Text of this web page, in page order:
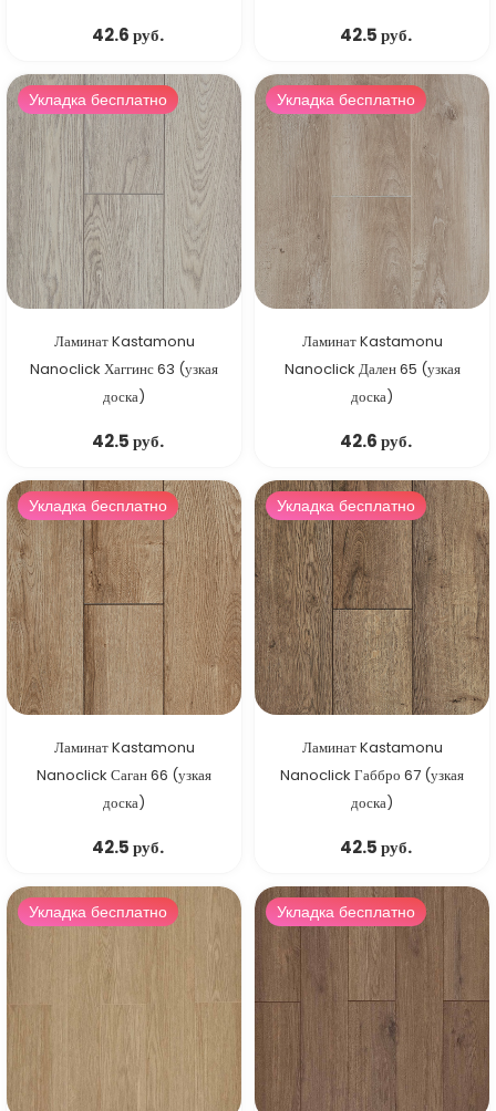
42.6 руб. 42.5 руб.
Укладка бесплатно
Ламинат Kastamonu
Nanoclick Хаггинс 63 (узкая
доска)
42.5 руб.
Укладка бесплатно
Ламинат Kastamonu
Nanoclick Дален 65 (узкая
доска)
42.6 руб.
Укладка бесплатно
Ламинат Kastamonu
Nanoclick Саган 66 (узкая
доска)
42.5 руб.
Укладка бесплатно
Ламинат Kastamonu
Nanoclick Габбро 67 (узкая
доска)
42.5 руб.
Укладка бесплатно Укладка бесплатно